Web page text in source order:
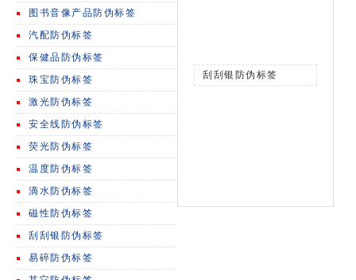
图书音像产品防伪标签
汽配防伪标签
保健品防伪标签
珠宝防伪标签
激光防伪标签
安全线防伪标签
荧光防伪标签
温度防伪标签
滴水防伪标签
磁性防伪标签
刮刮银防伪标签
易碎防伪标签
刮刮银防伪标签